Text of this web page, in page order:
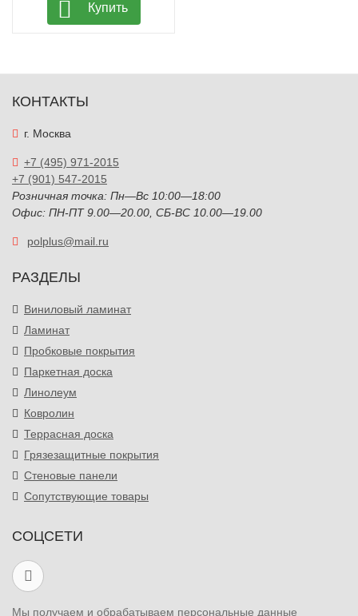
Купить
КОНТАКТЫ
г. Москва
+7 (495) 971-2015
+7 (901) 547-2015
Розничная точка: Пн—Вс 10:00—18:00
Офис: ПН-ПТ 9.00—20.00, СБ-ВС 10.00—19.00
polplus@mail.ru
РАЗДЕЛЫ
Виниловый ламинат
Ламинат
Пробковые покрытия
Паркетная доска
Линолеум
Ковролин
Террасная доска
Грязезащитные покрытия
Стеновые панели
Сопутствующие товары
СОЦСЕТИ
Мы получаем и обрабатываем персональные данные